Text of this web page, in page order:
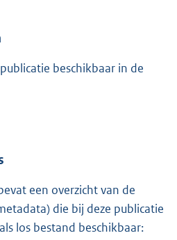
beschikbaar in de
een overzicht van de
die bij deze publicatie
los bestand beschikbaar: